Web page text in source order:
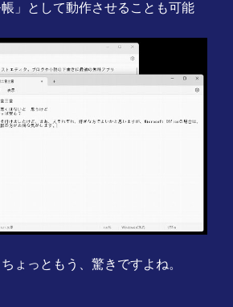
」として動作させることも可能
ょっともう、驚きですよね。